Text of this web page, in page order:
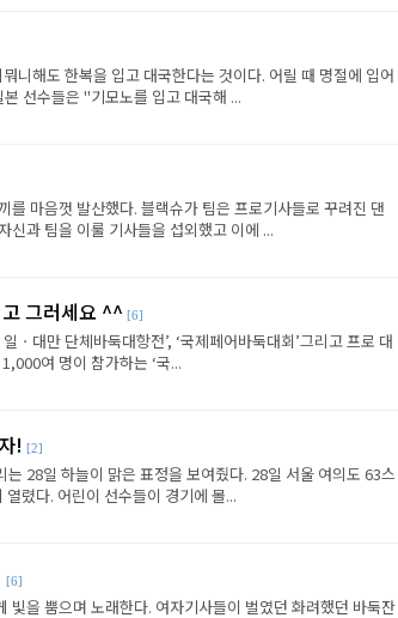
니해도 한복을 입고 대국한다는 것이다. 어릴 때 명절에 입어
선수들은 "기모노를 입고 대국해 ...
를 마음껏 발산했다. 블랙슈가 팀은 프로기사들로 꾸려진 댄
신과 팀을 이룰 기사들을 섭외했고 이에 ...
그러세요 ^^ [6]
ㆍ대만 단체바둑대항전’, ‘국제페어바둑대회’그리고 프로 대
여 명이 참가하는 ‘국...
! [2]
28일 하늘이 맑은 표정을 보여줬다. 28일 서울 여의도 63스
렸다. 어린이 선수들이 경기에 몰...
[6]
을 뿜으며 노래한다. 여자기사들이 벌였던 화려했던 바둑잔